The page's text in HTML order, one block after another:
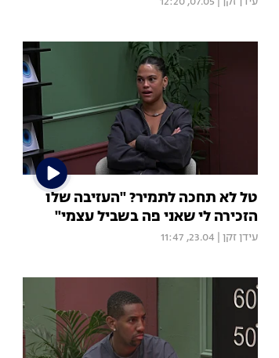
טל לא תחכה לתמיר? "העזיבה שלו
הזכירה לי שאני פה בשביל עצמי"
עידן זקן 23.04, 11:47